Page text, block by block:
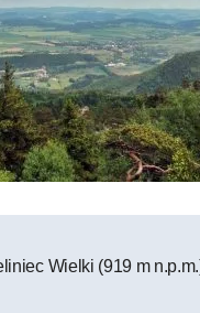
Wielki (919 m